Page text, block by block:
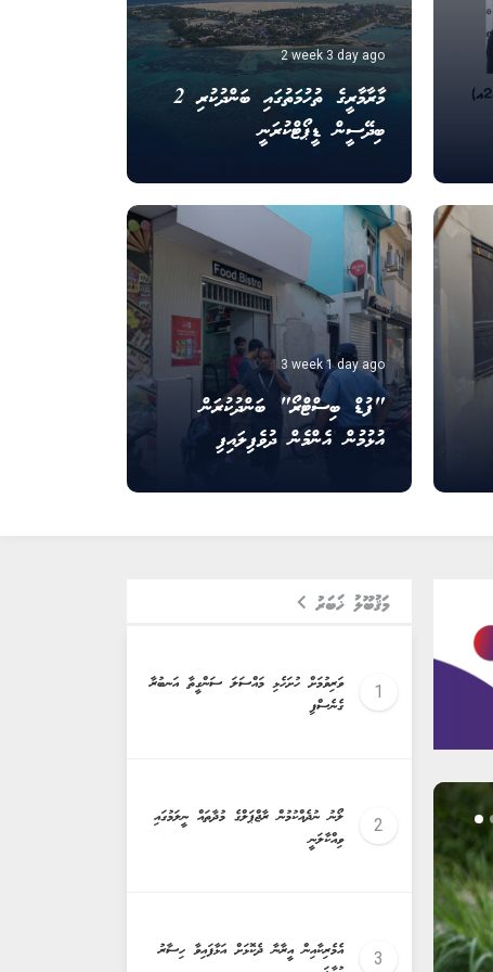
2 week 3 day ago
މާރާމާރީގެ ތުހުމަތުގައި ބަންދުކުރި 2
ބިދޭސީން ޑީޕޯޓްކުރަނީ
3 week 1 day ago
"ފުޑް ބިސްޓްރޯ" ބަންދުކުރަން
އުޅުމުން އެންމެން ދުވެފިލައިފި
މަޤުބޫލު ޚަބަރު
ވަރިވުމަށް ހުށަހެޅި މައްސަލަ ސަންގީތާ އަނބުރާ
ގެނެސްފި
ލޯނު ނުދެއްކުމުން ރާޖްޕަލްގެ މުދާތައް ނީލަމުގައި
ވިއްކާލަނީ
އެމެރިކާއިން އީރާނާ ދެކޮޅަށް އަޅާފައިވާ ހިސާރު